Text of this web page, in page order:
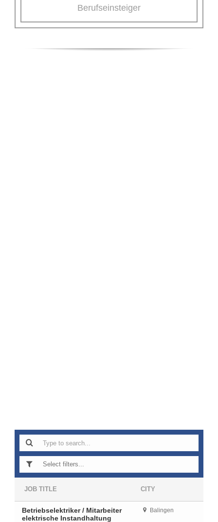
Berufseinsteiger